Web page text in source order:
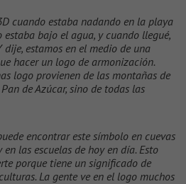
cuando estaba nadando en la playa
estaba bajo el agua, y cuando llegué,
dije, estamos en el medio de una
hacer un logo de armonización.
logo provienen de las montañas de
de Azúcar, sino de todas las
encontrar este símbolo en cuevas
las escuelas de hoy en día. Esto
porque tiene un significado de
La gente ve en el logo muchos